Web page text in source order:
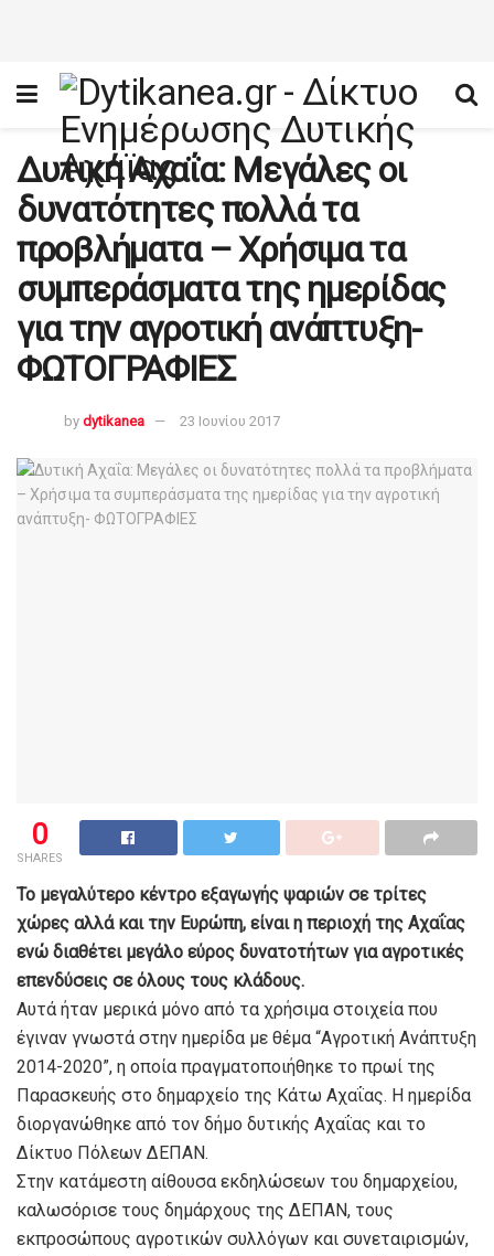
Δυτική Αχαΐα: Μεγάλες οι
δυνατότητες πολλά τα
προβλήματα – Χρήσιμα τα
συμπεράσματα της ημερίδας
για την αγροτική ανάπτυξη-
ΦΩΤΟΓΡΑΦΙΕΣ
by dytikanea 23 Ιουνίου 2017
0
SHARES
Το μεγαλύτερο κέντρο εξαγωγής ψαριών σε τρίτες
χώρες αλλά και την Ευρώπη, είναι η περιοχή της Αχαΐας
ενώ διαθέτει μεγάλο εύρος δυνατοτήτων για αγροτικές
επενδύσεις σε όλους τους κλάδους.
Αυτά ήταν μερικά μόνο από τα χρήσιμα στοιχεία που
έγιναν γνωστά στην ημερίδα με θέμα “Αγροτική Ανάπτυξη
2014-2020”, η οποία πραγματοποιήθηκε το πρωί της
Παρασκευής στο δημαρχείο της Κάτω Αχαΐας. Η ημερίδα
διοργανώθηκε από τον δήμο δυτικής Αχαΐας και το
Δίκτυο Πόλεων ΔΕΠΑΝ.
Στην κατάμεστη αίθουσα εκδηλώσεων του δημαρχείου,
καλωσόρισε τους δημάρχους της ΔΕΠΑΝ, τους
εκπροσώπους αγροτικών συλλόγων και συνεταιρισμών,